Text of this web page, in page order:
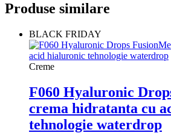
Produse similare
BLACK FRIDAY
Creme
F060 Hyaluronic
crema hidratanta cu
tehnologie waterdrop